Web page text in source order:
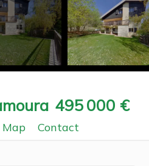
495 000 €
Map Contact